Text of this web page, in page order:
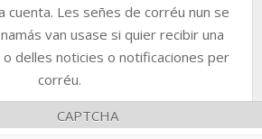
cuenta. Les señes de corréu nun se
van usase si quier recibir una
delles noticies o notificaciones per
corréu.
CAPTCHA